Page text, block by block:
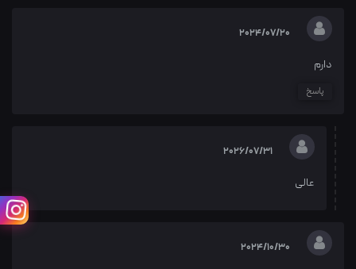
2024/07/20
دارم
پاسخ
2026/07/31
عالی
2024/10/30